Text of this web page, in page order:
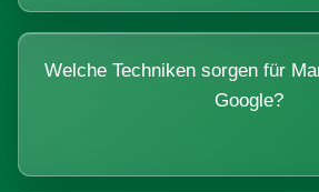
Welche Techniken sorgen für
Google?